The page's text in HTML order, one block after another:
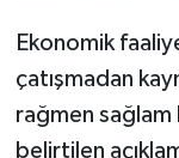
Ekonomik
çatışmadan
rağmen
belirtilen